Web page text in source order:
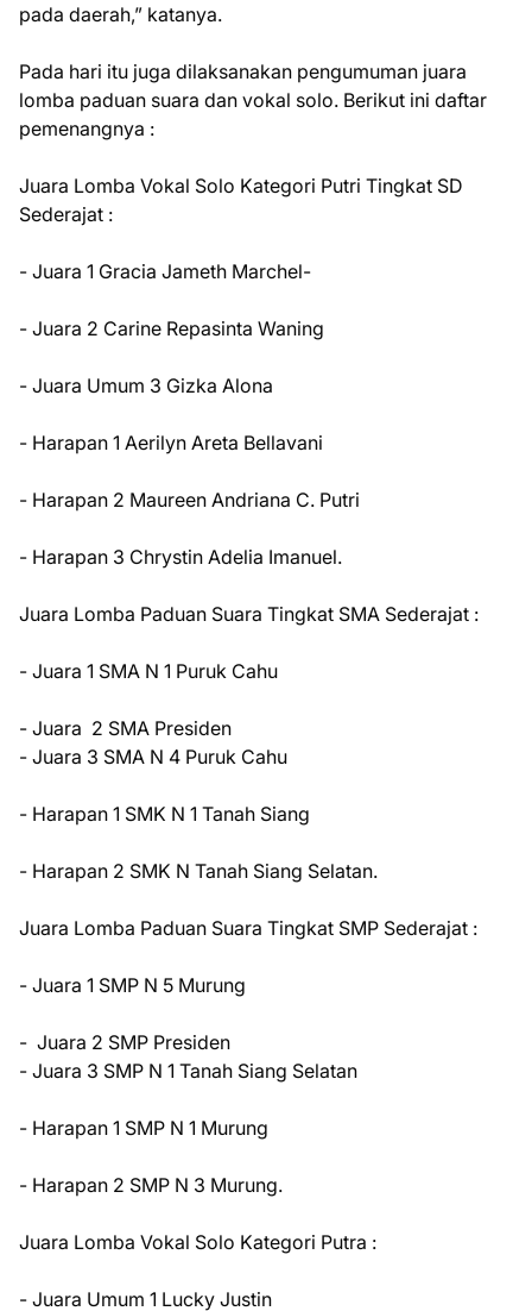
pada daerah,” katanya.
Pada hari itu juga dilaksanakan pengumuman juara
lomba paduan suara dan vokal solo. Berikut ini daftar
pemenangnya :
Juara Lomba Vokal Solo Kategori Putri Tingkat SD
Sederajat :
- Juara 1 Gracia Jameth Marchel-
- Juara 2 Carine Repasinta Waning
- Juara Umum 3 Gizka Alona
- Harapan 1 Aerilyn Areta Bellavani
- Harapan 2 Maureen Andriana C. Putri
- Harapan 3 Chrystin Adelia Imanuel.
Juara Lomba Paduan Suara Tingkat SMA Sederajat :
- Juara 1 SMA N 1 Puruk Cahu
- Juara 2 SMA Presiden
- Juara 3 SMA N 4 Puruk Cahu
- Harapan 1 SMK N 1 Tanah Siang
- Harapan 2 SMK N Tanah Siang Selatan.
Juara Lomba Paduan Suara Tingkat SMP Sederajat :
- Juara 1 SMP N 5 Murung
- Juara 2 SMP Presiden
- Juara 3 SMP N 1 Tanah Siang Selatan
- Harapan 1 SMP N 1 Murung
- Harapan 2 SMP N 3 Murung.
Juara Lomba Vokal Solo Kategori Putra :
- Juara Umum 1 Lucky Justin